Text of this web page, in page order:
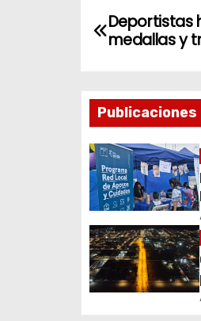
N
e
g
a
c
i
ó
Deportistas
medallas y
Publicaciones